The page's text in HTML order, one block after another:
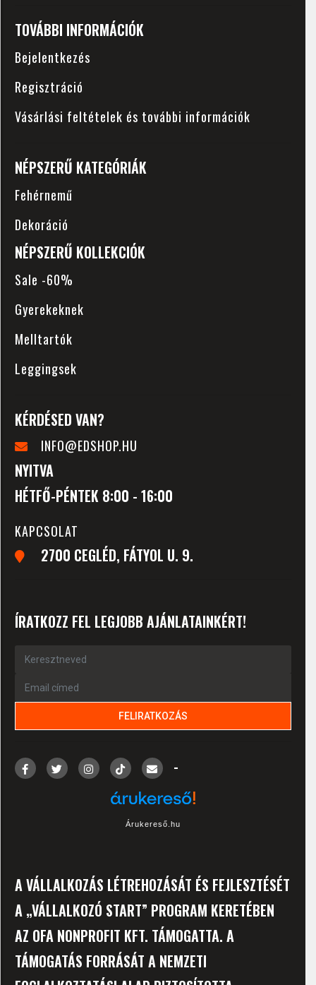
TOVÁBBI INFORMÁCIÓK
Bejelentkezés
Regisztráció
Vásárlási feltételek és további információk
NÉPSZERŰ KATEGÓRIÁK
Fehérnemű
Dekoráció
NÉPSZERŰ KOLLEKCIÓK
Sale -60%
Gyerekeknek
Melltartók
Leggingsek
KÉRDÉSED VAN?
INFO@EDSHOP.HU
NYITVA
HÉTFŐ-PÉNTEK 8:00 - 16:00
KAPCSOLAT
2700 CEGLÉD, FÁTYOL U. 9.
ÍRATKOZZ FEL LEGJOBB AJÁNLATAINKÉRT!
-
Árukereső.hu
A VÁLLALKOZÁS LÉTREHOZÁSÁT ÉS FEJLESZTÉSÉT
A „VÁLLALKOZÓ START” PROGRAM KERETÉBEN
AZ OFA NONPROFIT KFT. TÁMOGATTA. A
TÁMOGATÁS FORRÁSÁT A NEMZETI